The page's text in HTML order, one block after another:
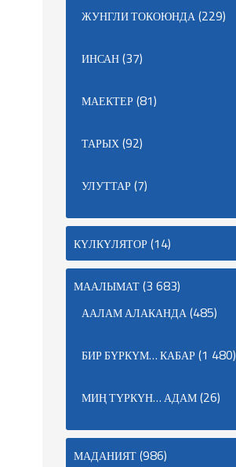
ЖУНГЛИ ТОКОЮНДА(229)
ИНСАН(37)
МАЕКТЕР(81)
ТАРЫХ(92)
УЛУТТАР(7)
КҮЛКҮЛЯТОР(14)
МААЛЫМАТ(3 683)
ААЛАМ АЛАКАНДА(485)
БИР БҮРКҮМ… КАБАР(1 480)
МИҢ ТҮРКҮН… АДАМ(26)
МАДАНИЯТ(986)